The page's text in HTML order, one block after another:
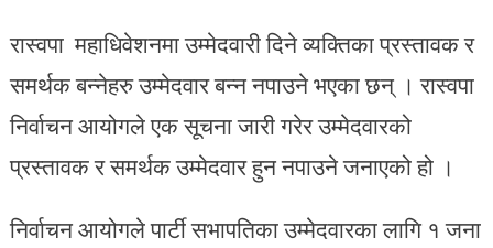
रास्वपा महाधिवेशनमा उम्मेदवारी दिने व्यक्तिका प्रस्तावक र
समर्थक बन्नेहरु उम्मेदवार बन्न नपाउने भएका छन् । रास्वपा
निर्वाचन आयोगले एक सूचना जारी गरेर उम्मेदवारको
प्रस्तावक र समर्थक उम्मेदवार हुन नपाउने जनाएको हो ।
निर्वाचन आयोगले पार्टी सभापतिका उम्मेदवारका लागि १ जना